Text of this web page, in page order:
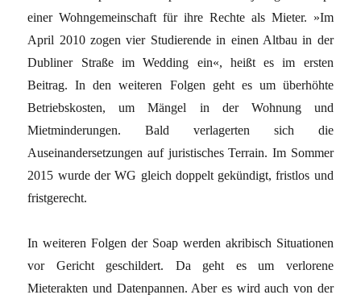
einer Wohngemeinschaft für ihre Rechte als Mieter. »Im
April 2010 zogen vier Studierende in einen Altbau in der
Dubliner Straße im Wedding ein«, heißt es im ersten
Beitrag. In den weiteren Folgen geht es um überhöhte
Betriebskosten, um Mängel in der Wohnung und
Mietminderungen. Bald verlagerten sich die
Auseinandersetzungen auf juristisches Terrain. Im Sommer
2015 wurde der WG gleich doppelt gekündigt, fristlos und
fristgerecht.
In weiteren Folgen der Soap werden akribisch Situationen
vor Gericht geschildert. Da geht es um verlorene
Mieterakten und Datenpannen. Aber es wird auch von der